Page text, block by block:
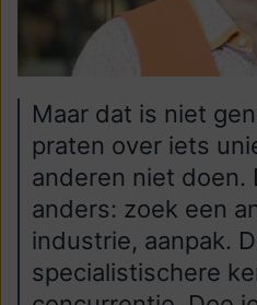
Maar dat is niet
praten over iets
anderen niet doen.
anders: zoek een
industrie, aanpak.
specialistischere